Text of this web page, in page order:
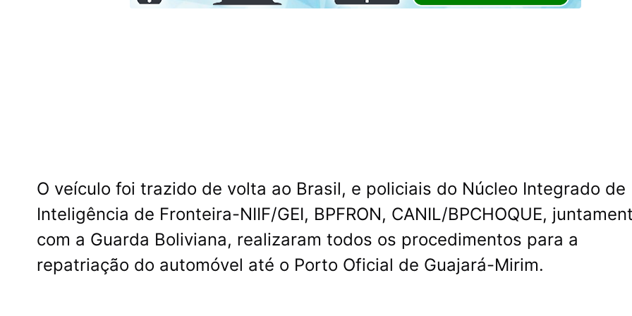
O veículo foi trazido de volta ao Brasil, e policiais do Núcleo Integrado de
Inteligência de Fronteira-NIIF/GEI, BPFRON, CANIL/BPCHOQUE,
com a Guarda Boliviana, realizaram todos os procedimentos para a
repatriação do automóvel até o Porto Oficial de Guajará-Mirim.